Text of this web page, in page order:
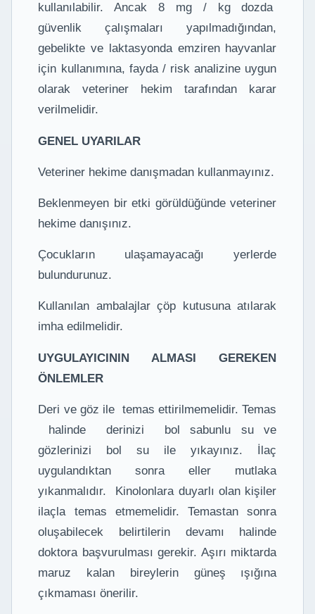
kullanılabilir. Ancak 8 mg / kg dozda
güvenlik çalışmaları yapılmadığından,
gebelikte ve laktasyonda emziren hayvanlar
için kullanımına, fayda / risk analizine uygun
olarak veteriner hekim tarafından karar
verilmelidir.
GENEL UYARILAR
Veteriner hekime danışmadan kullanmayınız.
Beklenmeyen bir etki görüldüğünde veteriner
hekime danışınız.
Çocukların ulaşamayacağı yerlerde
bulundurunuz.
Kullanılan ambalajlar çöp kutusuna atılarak
imha edilmelidir.
UYGULAYICININ ALMASI GEREKEN
ÖNLEMLER
Deri ve göz ile temas ettirilmemelidir. Temas
halinde derinizi bol sabunlu su ve
gözlerinizi bol su ile yıkayınız. İlaç
uygulandıktan sonra eller mutlaka
yıkanmalıdır. Kinolonlara duyarlı olan kişiler
ilaçla temas etmemelidir. Temastan sonra
oluşabilecek belirtilerin devamı halinde
doktora başvurulması gerekir. Aşırı miktarda
maruz kalan bireylerin güneş ışığına
çıkmaması önerilir.